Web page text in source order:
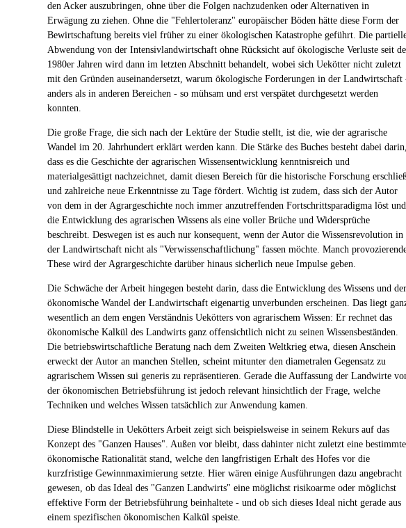
den Acker auszubringen, ohne über die Folgen nachzudenken oder Alternativen in
Erwägung zu ziehen. Ohne die "Fehlertoleranz" europäischer Böden hätte diese Form der
Bewirtschaftung bereits viel früher zu einer ökologischen Katastrophe geführt. Die
Abwendung von der Intensivlandwirtschaft ohne Rücksicht auf ökologische Verluste seit
1980er Jahren wird dann im letzten Abschnitt behandelt, wobei sich Uekötter nicht zuletzt
mit den Gründen auseinandersetzt, warum ökologische Forderungen in der Landwirtschaft
anders als in anderen Bereichen - so mühsam und erst verspätet durchgesetzt werden
konnten.
Die große Frage, die sich nach der Lektüre der Studie stellt, ist die, wie der agrarische
Wandel im 20. Jahrhundert erklärt werden kann. Die Stärke des Buches besteht dabei darin,
dass es die Geschichte der agrarischen Wissensentwicklung kenntnisreich und
materialgesättigt nachzeichnet, damit diesen Bereich für die historische Forschung
und zahlreiche neue Erkenntnisse zu Tage fördert. Wichtig ist zudem, dass sich der Autor
von dem in der Agrargeschichte noch immer anzutreffenden Fortschrittsparadigma löst und
die Entwicklung des agrarischen Wissens als eine voller Brüche und Widersprüche
beschreibt. Deswegen ist es auch nur konsequent, wenn der Autor die Wissensrevolution in
der Landwirtschaft nicht als "Verwissenschaftlichung" fassen möchte. Manch
These wird der Agrargeschichte darüber hinaus sicherlich neue Impulse geben.
Die Schwäche der Arbeit hingegen besteht darin, dass die Entwicklung des Wissens und der
ökonomische Wandel der Landwirtschaft eigenartig unverbunden erscheinen. Das liegt
wesentlich an dem engen Verständnis Uekötters von agrarischem Wissen: Er rechnet das
ökonomische Kalkül des Landwirts ganz offensichtlich nicht zu seinen Wissensbeständen.
Die betriebswirtschaftliche Beratung nach dem Zweiten Weltkrieg etwa, diesen Anschein
erweckt der Autor an manchen Stellen, scheint mitunter den diametralen Gegensatz zu
agrarischem Wissen sui generis zu repräsentieren. Gerade die Auffassung der Landwirte
der ökonomischen Betriebsführung ist jedoch relevant hinsichtlich der Frage, welche
Techniken und welches Wissen tatsächlich zur Anwendung kamen.
Diese Blindstelle in Uekötters Arbeit zeigt sich beispielsweise in seinem Rekurs auf das
Konzept des "Ganzen Hauses". Außen vor bleibt, dass dahinter nicht zuletzt eine bestimmte
ökonomische Rationalität stand, welche den langfristigen Erhalt des Hofes vor die
kurzfristige Gewinnmaximierung setzte. Hier wären einige Ausführungen dazu angebracht
gewesen, ob das Ideal des "Ganzen Landwirts" eine möglichst risikoarme oder möglichst
effektive Form der Betriebsführung beinhaltete - und ob sich dieses Ideal nicht gerade aus
einem spezifischen ökonomischen Kalkül speiste.